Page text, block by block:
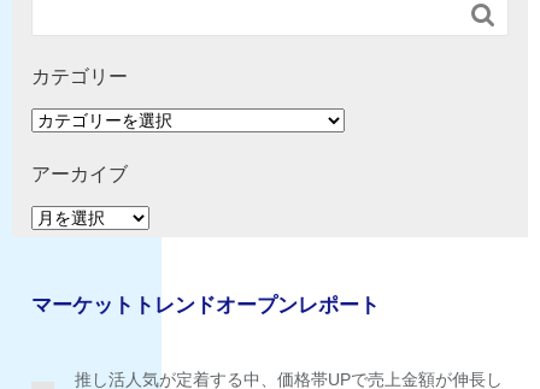

カテゴリー
カ
ゴ
ー
アーカイブ
ア
イ
マーケットトレンドオープンレポート
推し活人気が定着する中、価格帯UPで売上金額が伸長し